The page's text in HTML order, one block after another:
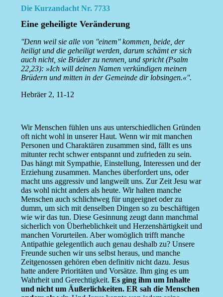
Die Kurzandacht Nr. 7733
Eine geheiligte Veränderung
''Denn weil sie alle von ''einem'' kommen, beide, der
heiligt und die geheiligt werden, darum schämt er sich
auch nicht, sie Brüder zu nennen, und spricht (Psalm
22,23): »Ich will deinen Namen verkündigen meinen
Brüdern und mitten in der Gemeinde dir lobsingen.«''.
Hebräer 2, 11-12
Wir Menschen fühlen uns aus unterschiedlichen Gründen
oft nicht wohl in unserer Haut. Wenn wir mit manchen
Personen und Charaktären zusammen sind, fällt es uns
mitunter recht schwer entspannt und zufrieden zu sein.
Das hängt mit Sympathie, Einstellung, Interessen und der
Erziehung zusammen. Manches überfordert uns, oder
macht uns aggressiv und langweilt uns. Zur Zeit Jesu war
das wohl nicht anders als heute. Wir halten manche
Menschen auch schlichtweg für ungeeignet oder zu
dumm, um sich mit denselben Dingen so zu beschäftigen
wie wir das tun. Diese Gesinnung zeugt dann manchmal
sicherlich von Überheblichkeit und Herzenshärtigkeit und
manchen Vorurteilen. Aber womöglich trifft manche
Antipathie gelegentlich auch genau deshalb zu? Unsere
Freunde suchen wir uns selbst heraus, und manche
Zeitgenossen gehören eben definitiv nicht dazu. Jesus
hatte andere Prioritäten und Vorsätze. Ihm ging es um
Wahrheit und Gerechtigkeit. Es ging ihm um Inhalte
und nicht um Äußerlichkeiten. ER sah die Menschen